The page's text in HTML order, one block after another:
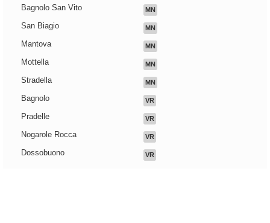
Bagnolo San Vito MN
San Biagio MN
Mantova MN
Mottella MN
Stradella MN
Bagnolo VR
Pradelle VR
Nogarole Rocca VR
Dossobuono VR